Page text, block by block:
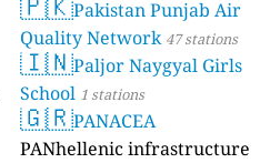
Pakistan Punjab Air
Quality Network 47 stations
🇮🇳Paljor Naygyal Girls
School 1 stations
🇬🇷PANACEA
PANhellenic infrastructure